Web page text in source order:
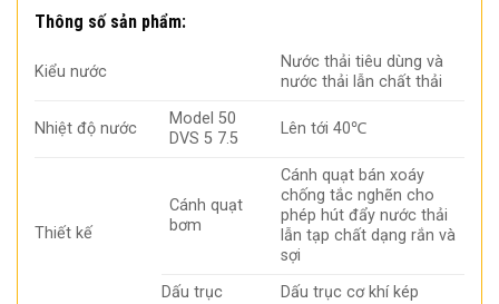
Thông số sản phẩm:
Kiểu nước
Nước thải tiêu dùng và
nước thải lẫn chất thải
Nhiệt độ nước
Model 50
DVS 5 7.5
Lên tới 40℃
Thiết kế
Cánh quạt
bơm
Cánh quạt bán xoáy
chống tắc nghẽn cho
phép hút đẩy nước thải
lẫn tạp chất dạng rắn và
sợi
Dấu trục
Dấu trục cơ khí kép